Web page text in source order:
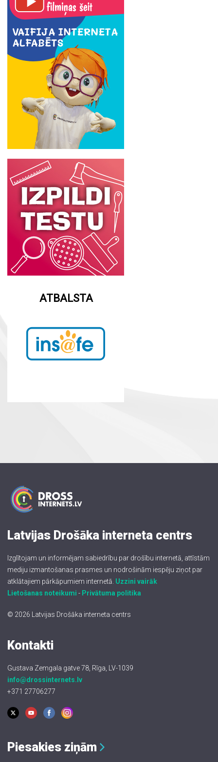
Latvijas Drošāka interneta centrs
Izglītojam un informējam sabiedrību par drošību internetā, attīstām
mediju izmantošanas prasmes un nodrošinām iespēju ziņot par
atklātajiem pārkāpumiem internetā. Uzzini vairāk
Lietošanas noteikumi - Privātuma politika
© 2026 Latvijas Drošāka interneta centrs
Kontakti
Gustava Zemgala gatve 78, Rīga, LV-1039
info@drossinternets.lv
+371 27706277
Piesakies ziņām